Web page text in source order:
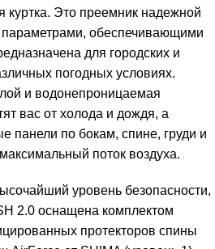
куртка. Это преемник надежной
обеспечивающими
для городских и
погодных условиях.
и водонепроницаемая
вас от холода и дождя, а
панели по бокам, спине, груди и
поток воздуха.
уровень безопасности,
2.0 оснащена комплектом
протекторов спины